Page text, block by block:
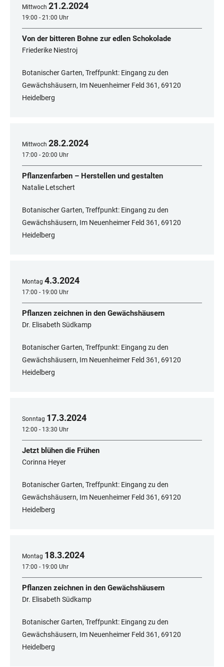
Mittwoch 21.2.2024
19:00 - 21:00 Uhr
Von der bitteren Bohne zur edlen Schokolade
Friederike Niestroj
Botanischer Garten, Treffpunkt: Eingang zu den
Gewächshäusern, Im Neuenheimer Feld 361, ​​​​​​​69120
Heidelberg
Mittwoch 28.2.2024
17:00 - 20:00 Uhr
Pflanzenfarben – Herstellen und gestalten
Natalie Letschert
Botanischer Garten, Treffpunkt: Eingang zu den
Gewächshäusern, Im Neuenheimer Feld 361, 69120
Heidelberg
Montag 4.3.2024
17:00 - 19:00 Uhr
Pflanzen zeichnen in den Gewächshäusern
Dr. Elisabeth Südkamp
Botanischer Garten, Treffpunkt: Eingang zu den
Gewächshäusern, Im Neuenheimer Feld 361, 69120
Heidelberg
Sonntag 17.3.2024
12:00 - 13:30 Uhr
Jetzt blühen die Frühen
Corinna Heyer
Botanischer Garten, Treffpunkt: Eingang zu den
Gewächshäusern, Im Neuenheimer Feld 361, 69120
Heidelberg
Montag 18.3.2024
17:00 - 19:00 Uhr
Pflanzen zeichnen in den Gewächshäusern
Dr. Elisabeth Südkamp
Botanischer Garten, Treffpunkt: Eingang zu den
Gewächshäusern, Im Neuenheimer Feld 361, 69120
Heidelberg